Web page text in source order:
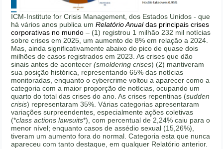
ICM-Institute for Crisis Management, dos Estados Unidos - que
há vários anos publica umRelatório Anualdas principais crises
corporativas no mundo – (1) registrou 1 milhão 232 mil notícias
sobre crises em 2025, um aumento de 8% em relação a 2024.
Mas, ainda significativamente abaixo do pico de quase dois
milhões de casos registrados em 2023. As crises que dão
sinais antes de acontecer(smoldering crises) (2) mantiveram
sua posição histórica, representando 65% das notícias
monitoradas, enquanto o cybercrime voltou a aparecer como a
categoria com a maior proporção de notícias, ocupando um
quarto do total das crises do ano. As crises repentinas (sudden
crisis) representaram 35%. Várias categorias apresentaram
variações surpreendentes, especialmente ações coletivas
(*class actions lawsuits*), com percentual de 2,24% caiu para o
menor nível; enquanto casos de assédio sexual (15,26%),
tiveram um aumento fora do normal. Categoria esta que nunca
apareceu com tanto destaque, em qualquer Relatório anterior.